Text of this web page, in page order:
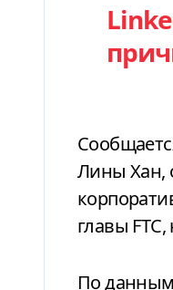
Лины Хан,
главы
По